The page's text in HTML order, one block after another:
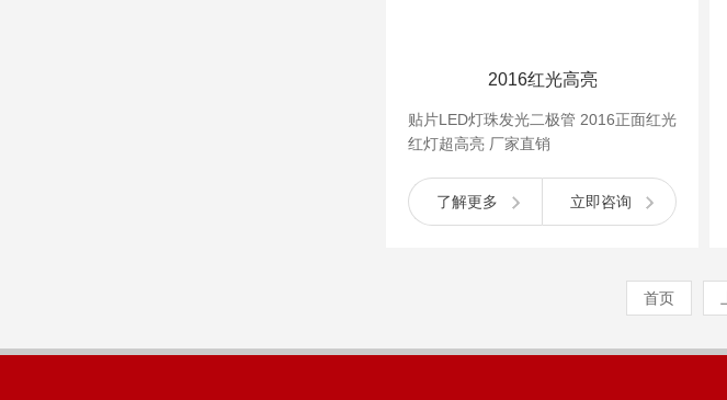
2016红光高亮
贴片LED灯珠发光二极管 2016正面红光
红灯超高亮 厂家直销
了解更多 立即咨询
首页